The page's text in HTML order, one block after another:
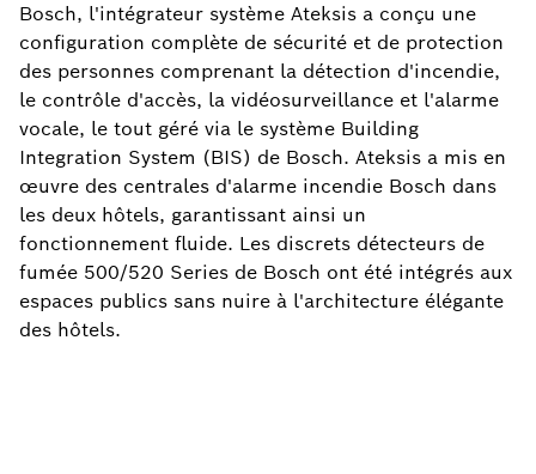
Bosch, l'intégrateur système Ateksis a conçu une
configuration complète de sécurité et de protection
des personnes comprenant la détection d'incendie,
le contrôle d'accès, la vidéosurveillance et l'alarme
vocale, le tout géré via le système Building
Integration System (BIS) de Bosch. Ateksis a mis en
œuvre des centrales d'alarme incendie Bosch dans
les deux hôtels, garantissant ainsi un
fonctionnement fluide. Les discrets détecteurs de
fumée 500/520 Series de Bosch ont été intégrés aux
espaces publics sans nuire à l'architecture élégante
des hôtels.